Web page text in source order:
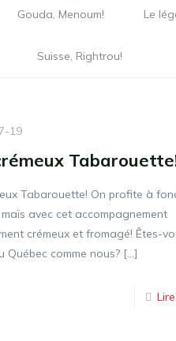
Gouda, Menoum! Le
Suisse, Rightrou!
19
Tabarouette! On profite à
avec cet accompagnement
crémeux et fromagé! Êtes-
Québec comme nous?[…]